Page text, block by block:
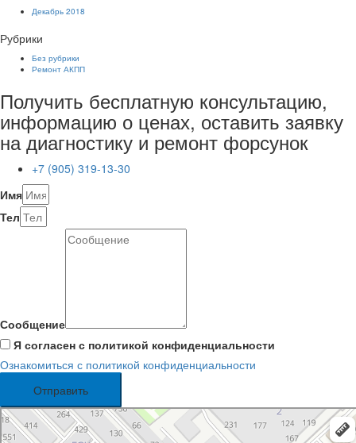
Декабрь 2018
Рубрики
Без рубрики
Ремонт АКПП
Получить бесплатную консультацию,
информацию о ценах, оставить заявку
на диагностику и ремонт форсунок
+7 (905) 319-13-30
Имя
Тел
Сообщение
Я согласен с политикой конфиденциальности
Ознакомиться с политикой конфиденциальности
Отправить
Казань
Улица Сафиуллина, 5к1 — Яндекс Карты